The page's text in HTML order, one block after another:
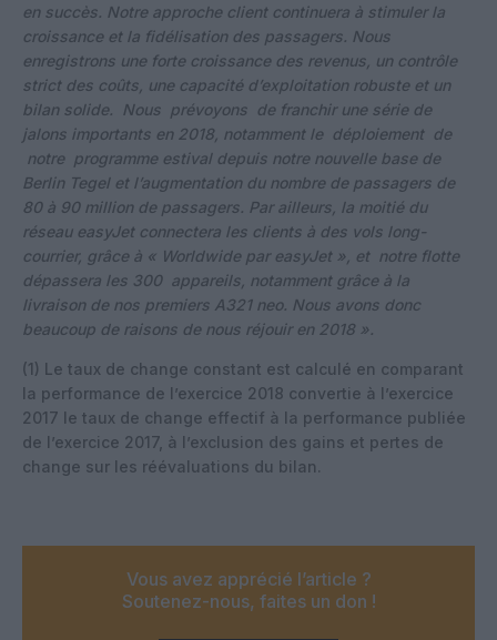
en succès. Notre approche client continuera à stimuler la
croissance et la fidélisation des passagers. Nous
enregistrons une forte croissance des revenus, un contrôle
strict des coûts, une capacité d’exploitation robuste et un
bilan solide. Nous prévoyons de franchir une série de
jalons importants en 2018, notamment le déploiement de
notre programme estival depuis notre nouvelle base de
Berlin Tegel et l’augmentation du nombre de passagers de
80 à 90 million de passagers. Par ailleurs, la moitié du
réseau easyJet connectera les clients à des vols long-
courrier, grâce à « Worldwide par easyJet », et notre flotte
dépassera les 300 appareils, notamment grâce à la
livraison de nos premiers A321 neo. Nous avons donc
beaucoup de raisons de nous réjouir en 2018 ».
(1) Le taux de change constant est calculé en comparant
la performance de l’exercice 2018 convertie à l’exercice
2017 le taux de change effectif à la performance publiée
de l’exercice 2017, à l’exclusion des gains et pertes de
change sur les réévaluations du bilan.
Vous avez apprécié l’article ?
Soutenez-nous, faites un don !